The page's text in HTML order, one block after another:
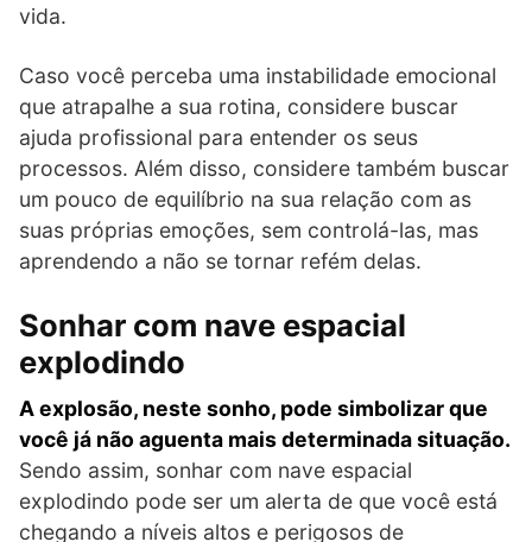
vida.
Caso você perceba uma instabilidade emocional
que atrapalhe a sua rotina, considere buscar
ajuda profissional para entender os seus
processos. Além disso, considere também buscar
um pouco de equilíbrio na sua relação com as
suas próprias emoções, sem controlá-las, mas
aprendendo a não se tornar refém delas.
Sonhar com nave espacial
explodindo
A explosão, neste sonho, pode simbolizar que
você já não aguenta mais determinada situação.
Sendo assim, sonhar com nave espacial
explodindo pode ser um alerta de que você está
chegando a níveis altos e perigosos de